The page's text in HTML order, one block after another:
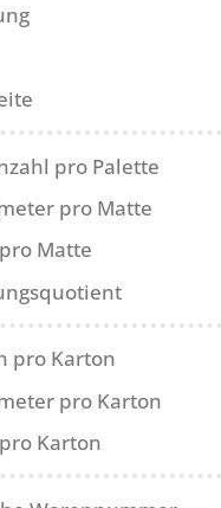
pro Palette
pro Matte
Matte
pro Karton
pro Karton
Karton